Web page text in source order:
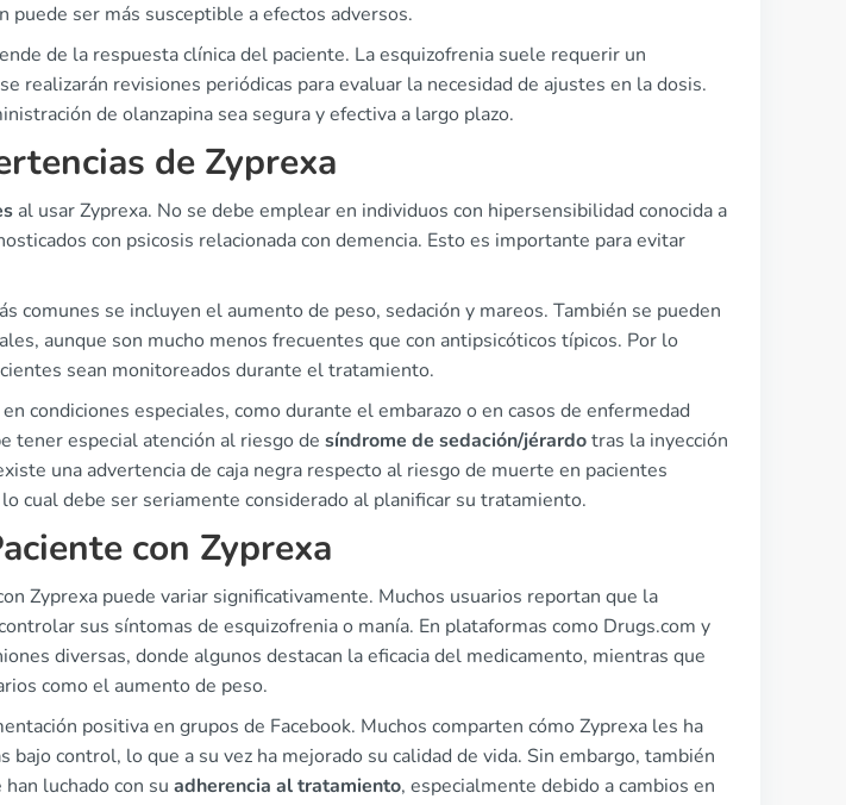
puede ser más susceptible a efectos adversos.
de la respuesta clínica del paciente. La esquizofrenia suele requerir un
realizarán revisiones periódicas para evaluar la necesidad de ajustes en la dosis.
de olanzapina sea segura y efectiva a largo plazo.
de Zyprexa
al usar Zyprexa. No se debe emplear en individuos con hipersensibilidad conocida a
con psicosis relacionada con demencia. Esto es importante para evitar
comunes se incluyen el aumento de peso, sedación y mareos. También se pueden
aunque son mucho menos frecuentes que con antipsicóticos típicos. Por lo
sean monitoreados durante el tratamiento.
condiciones especiales, como durante el embarazo o en casos de enfermedad
tener especial atención al riesgo de síndrome de sedación/jérardotras la inyección
una advertencia de caja negra respecto al riesgo de muerte en pacientes
cual debe ser seriamente considerado al planificar su tratamiento.
con Zyprexa
Zyprexa puede variar significativamente. Muchos usuarios reportan que la
sus síntomas de esquizofrenia o manía. En plataformas como Drugs.com y
diversas, donde algunos destacan la eficacia del medicamento, mientras que
como el aumento de peso.
positiva en grupos de Facebook. Muchos comparten cómo Zyprexa les ha
bajo control, lo que a su vez ha mejorado su calidad de vida. Sin embargo, también
luchado con su adherencia al tratamiento, especialmente debido a cambios en